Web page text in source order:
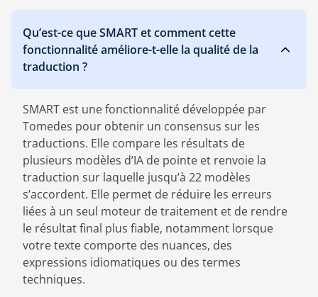
Qu’est-ce que SMART et comment cette
fonctionnalité améliore-t-elle la qualité de la
traduction ?
SMART est une fonctionnalité développée par
Tomedes pour obtenir un consensus sur les
traductions. Elle compare les résultats de
plusieurs modèles d’IA de pointe et renvoie la
traduction sur laquelle jusqu’à 22 modèles
s’accordent. Elle permet de réduire les erreurs
liées à un seul moteur de traitement et de rendre
le résultat final plus fiable, notamment lorsque
votre texte comporte des nuances, des
expressions idiomatiques ou des termes
techniques.